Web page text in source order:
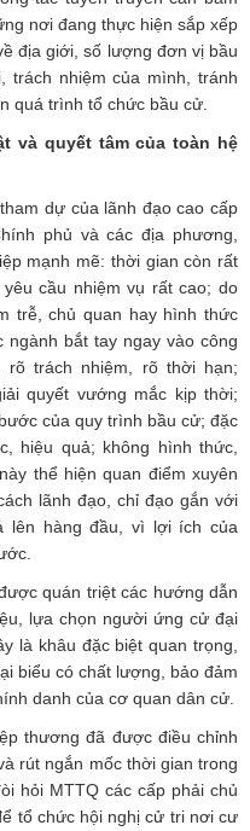
nơi đang thực hiện sắp xếp
địa giới, số lượng đơn vị bầu
nhiệm của mình, tránh
quá trình tổ chức bầu cử.
và quyết tâm của toàn hệ
dự của lãnh đạo cao cấp
phủ và các địa phương,
mạnh mẽ: thời gian còn rất
cầu nhiệm vụ rất cao; do
trễ, chủ quan hay hình thức
bắt tay ngay vào công
trách nhiệm, rõ thời hạn;
quyết vướng mắc kịp thời;
của quy trình bầu cử; đặc
hiệu quả; không hình thức,
thể hiện quan điểm xuyên
lãnh đạo, chỉ đạo gắn với
lên hàng đầu, vì lợi ích của
quán triệt các hướng dẫn
lựa chọn người ứng cử đại
là khâu đặc biệt quan trọng,
biểu có chất lượng, bảo đảm
danh của cơ quan dân cử.
thương đã được điều chỉnh
rút ngắn mốc thời gian trong
hỏi MTTQ các cấp phải chủ
tổ chức hội nghị cử tri nơi cư